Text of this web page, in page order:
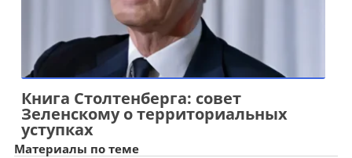
Книга Столтенберга: совет
Зеленскому о территориальных
уступках
Материалы по теме